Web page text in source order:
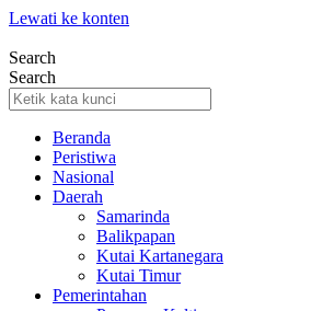
Lewati ke konten
Search
Search
Beranda
Peristiwa
Nasional
Daerah
Samarinda
Balikpapan
Kutai Kartanegara
Kutai Timur
Pemerintahan